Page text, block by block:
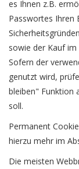
es Ihnen z.B.
Passwortes Ihren
sowie der Kauf
Sofern der
genutzt wird,
bleiben" Funktion
soll.
Permanent
hierzu mehr im
Die meisten